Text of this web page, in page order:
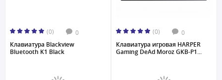
(0) 0
Клавиатура Blackview
Bluetooth K1 Black
(0) 0
Клавиатура игровая HARPER
Gaming DeAd Moroz GKB-P1...